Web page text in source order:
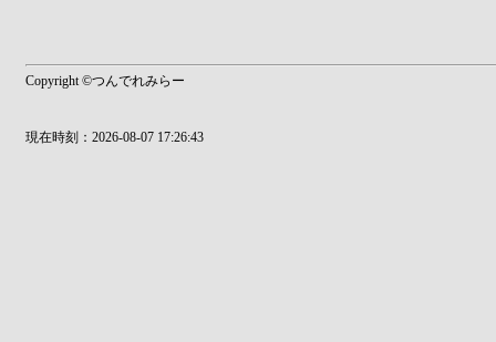
Copyright ©つんでれみらー
現在時刻：2026-08-07 17:26:43